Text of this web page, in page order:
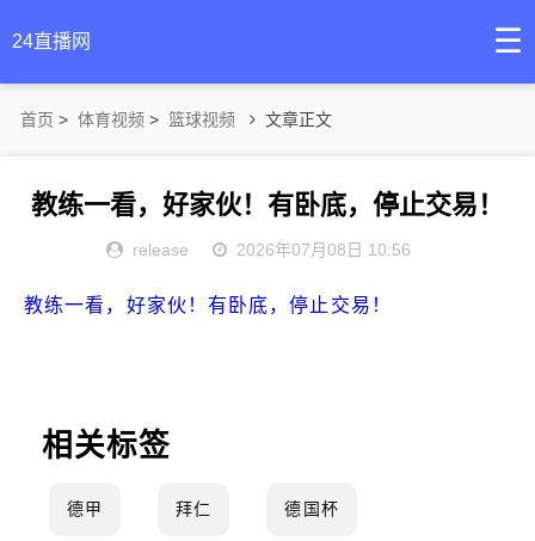
24直播网 ☰
首页 > 体育视频 > 篮球视频 文章正文
教练一看，好家伙！有卧底，停止交易！
release 2026年07月08日 10:56
教练一看，好家伙！有卧底，停止交易！
相关标签
德甲 拜仁 德国杯